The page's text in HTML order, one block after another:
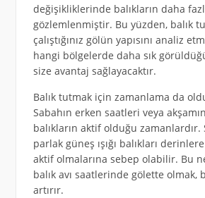
değişikliklerinde balıkların daha
gözlemlenmiştir. Bu yüzden, balık
çalıştığınız gölün yapısını analiz
hangi bölgelerde daha sık
size avantaj sağlayacaktır.
Balık tutmak için zamanlama da
Sabahın erken saatleri veya
balıkların aktif olduğu zamanlardır.
parlak güneş ışığı balıkları
aktif olmalarına sebep olabilir. Bu
balık avı saatlerinde gölette olmak,
artırır.